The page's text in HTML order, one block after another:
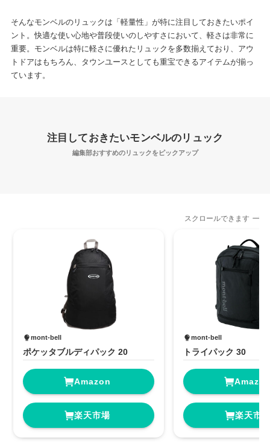
そんなモンベルのリュックは「軽量性」が特に注目しておきたいポイ
ント。快適な使い心地や普段使いのしやすさにおいて、軽さは非常に
重要。モンベルは特に軽さに優れたリュックを多数揃えており、アウ
トドアはもちろん、タウンユースとしても重宝できるアイテムが揃っ
ています。
注目しておきたいモンベルのリュック
編集部おすすめのリュックをピックアップ
スクロールできます
mont-bell
ポケッタブルディパック 20
Amazon
楽天市場
mont-bell
トライパック 30
楽天市